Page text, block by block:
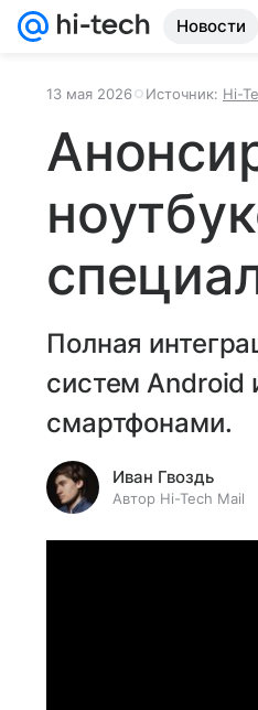
Новости
13 мая 2026 Источник: Hi-
Полная
систем Android
смартфонами.
Иван Гвоздь
Автор Hi-Tech Mail